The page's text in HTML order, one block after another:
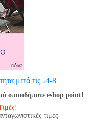
μετά τις 24-8
οποιοδήποτε eshop point!
τιμές